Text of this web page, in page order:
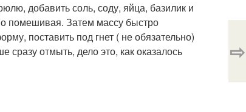
добавить соль, соду, яйца, базилик и
помешивая. Затем массу быстро
поставить под гнет ( не обязательно)
сразу отмыть, дело это, как оказалось
⇨